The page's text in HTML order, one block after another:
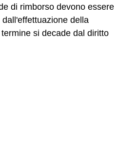
di rimborso devono essere
della
si decade dal diritto